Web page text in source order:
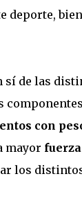
sí de las
con
mayor
los